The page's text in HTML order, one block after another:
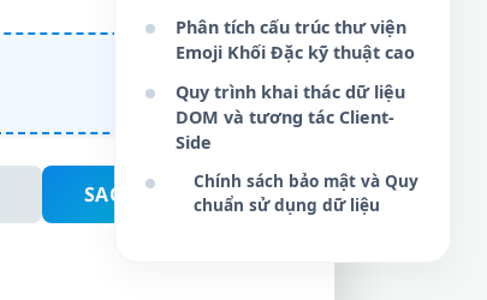
SAO CHÉP NGAY
Phân tích cấu trúc thư viện
Emoji Khối Đặc kỹ thuật cao
Quy trình khai thác dữ liệu
DOM và tương tác Client-
Side
Chính sách bảo mật và Quy
chuẩn sử dụng dữ liệu